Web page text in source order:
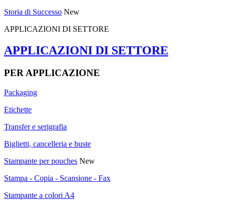
Storia di Successo New
APPLICAZIONI DI SETTORE
APPLICAZIONI DI SETTORE
PER APPLICAZIONE
Packaging
Etichette
Transfer e serigrafia
Biglietti, cancelleria e buste
Stampante per pouches New
Stampa - Copia - Scansione - Fax
Stampante a colori A4